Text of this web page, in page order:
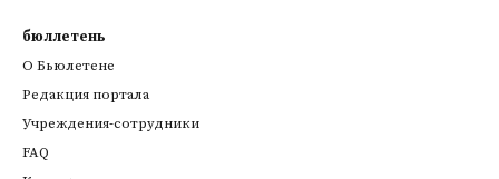
бюллетень
О Бьюлетене
Редакция портала
Учреждения-сотрудники
FAQ